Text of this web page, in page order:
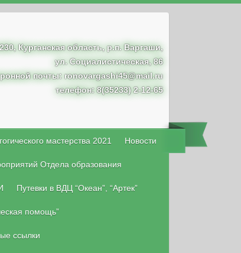
Курганская область, р.п. Варгаши,
ул. Социалистическая, 86
почты: ronovargashi45@mail.ru
телефон: 8(35233) 2-12-65
мастерства 2021 Новости
Отдела образования
Путевки в ВДЦ “Океан”, “Артек”
помощь”
ссылки